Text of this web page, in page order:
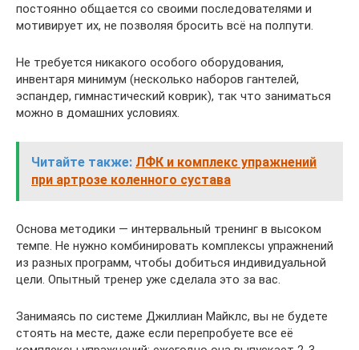
постоянно общается со своими последователями и
мотивирует их, не позволяя бросить всё на полпути.
Не требуется никакого особого оборудования,
инвентаря минимум (несколько наборов гантелей,
эспандер, гимнастический коврик), так что заниматься
можно в домашних условиях.
Читайте также: ЛФК и комплекс упражнений
при артрозе коленного сустава
Основа методики — интервальный тренинг в высоком
темпе. Не нужно комбинировать комплексы упражнений
из разных программ, чтобы добиться индивидуальной
цели. Опытный тренер уже сделала это за вас.
Занимаясь по системе Джиллиан Майклс, вы не будете
стоять на месте, даже если перепробуете все её